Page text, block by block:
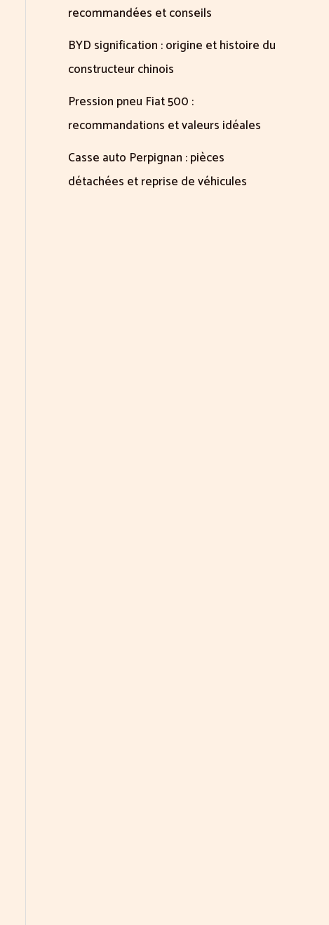
recommandées et conseils
BYD signification : origine et histoire du
constructeur chinois
Pression pneu Fiat 500 :
recommandations et valeurs idéales
Casse auto Perpignan : pièces
détachées et reprise de véhicules